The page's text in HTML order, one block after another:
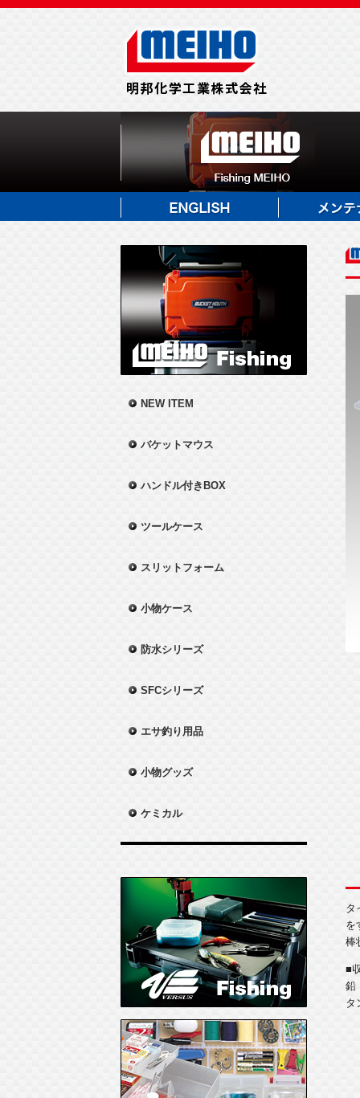
NEW ITEM
バケットマウス
ハンドル付きBOX
ツールケース
スリットフォーム
小物ケース
防水シリーズ
SFCシリーズ
エサ釣り用品
小物グッズ
ケミカル
タ
を
棒
■
鉛
タ